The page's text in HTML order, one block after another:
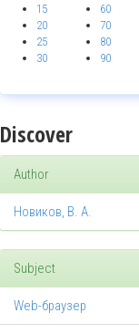
15
20
25
30
60
70
80
90
Discover
Author
Новиков, В. А.
Subject
Web-браузер